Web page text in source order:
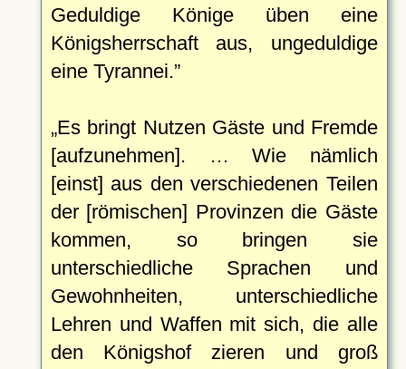
Geduldige Könige üben eine
Königsherrschaft aus, ungeduldige
eine Tyrannei.
Es bringt Nutzen Gäste und Fremde
[aufzunehmen]. … Wie nämlich
[einst] aus den verschiedenen Teilen
der [römischen] Provinzen die Gäste
kommen, so bringen sie
unterschiedliche Sprachen und
Gewohnheiten, unterschiedliche
Lehren und Waffen mit sich, die alle
den Königshof zieren und groß